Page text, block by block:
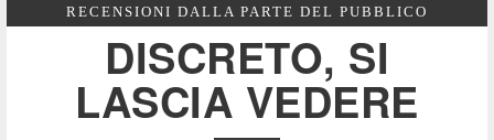
RECENSIONI DALLA PARTE DEL PUBBLICO
DISCRETO, SI
LASCIA VEDERE